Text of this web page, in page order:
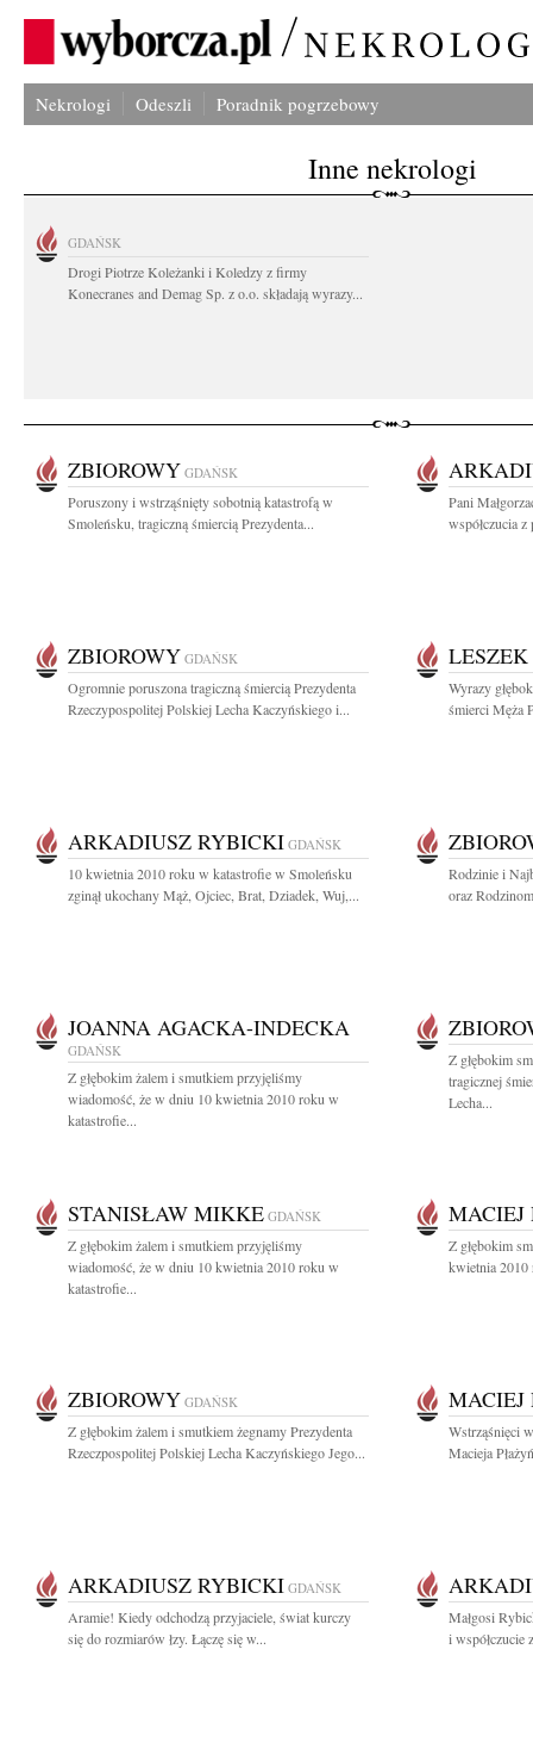
Nekrologi Odeszli Poradnik pogrzebowy
Inne nekrologi
GDAŃSK
Drogi Piotrze Koleżanki i Koledzy z firmy
Konecranes and Demag Sp. z o.o. składają wyrazy...
ZBIOROWY GDAŃSK
Poruszony i wstrząśnięty sobotnią katastrofą w
Smoleńsku, tragiczną śmiercią Prezydenta...
Pani
współczucia
ZBIOROWY GDAŃSK
Ogromnie poruszona tragiczną śmiercią Prezydenta
Rzeczypospolitej Polskiej Lecha Kaczyńskiego i...
Wyrazy
śmierci Męża
ARKADIUSZ RYBICKI GDAŃSK
10 kwietnia 2010 roku w katastrofie w Smoleńsku
zginął ukochany Mąż, Ojciec, Brat, Dziadek, Wuj,...
Rodzinie i
oraz
JOANNA AGACKA-INDECKA
GDAŃSK
Z głębokim żalem i smutkiem przyjęliśmy
wiadomość, że w dniu 10 kwietnia 2010 roku w
katastrofie...
Z głębokim
tragicznej
Lecha...
STANISŁAW MIKKE GDAŃSK
Z głębokim żalem i smutkiem przyjęliśmy
wiadomość, że w dniu 10 kwietnia 2010 roku w
katastrofie...
Z głębokim
kwietnia 2010
ZBIOROWY GDAŃSK
Z głębokim żalem i smutkiem żegnamy Prezydenta
Rzeczpospolitej Polskiej Lecha Kaczyńskiego Jego...
Wstrząśnięci
Macieja
ARKADIUSZ RYBICKI GDAŃSK
Aramie! Kiedy odchodzą przyjaciele, świat kurczy
się do rozmiarów łzy. Łączę się w...
Małgosi
i współczucie